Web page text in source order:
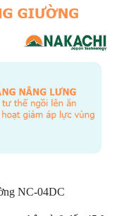
NC-04DC